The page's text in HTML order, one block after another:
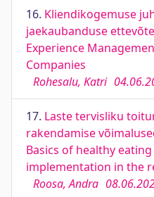
16. Kliendikogemuse
jaekaubanduse
Experience
Companies
Rohesalu, Katri
17. Laste tervisliku
rakendamise
Basics of healthy
implementation in the
Roosa, Andra